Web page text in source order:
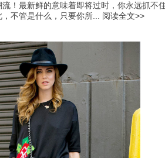
！最新鲜的意味着即将过时，你永远抓不
不管是什么，只要你所...
阅读全文>>